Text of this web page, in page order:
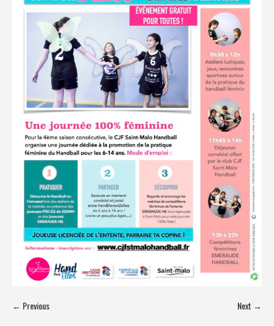
← Previous Next →